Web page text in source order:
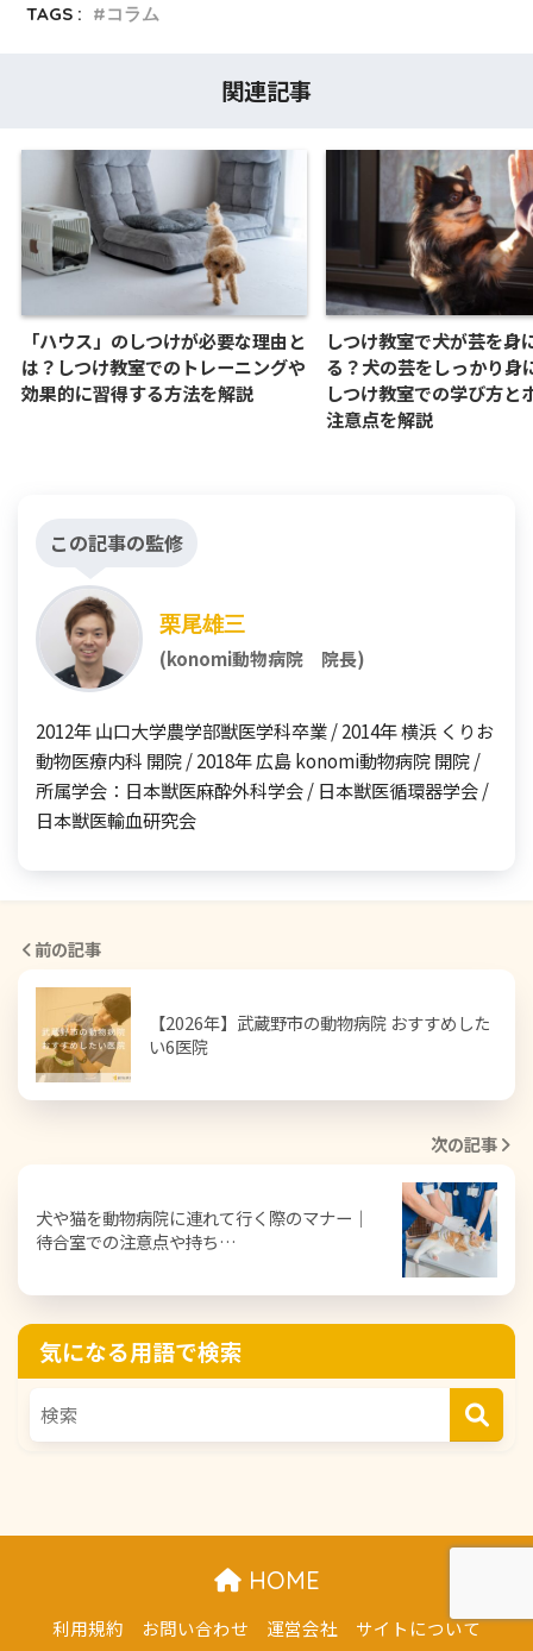
TAGS :
コラム
関連記事
「ハウス」のしつけが必要な理由と
は？しつけ教室でのトレーニングや
効果的に習得する方法を解説
しつけ教室で犬が芸を身
る？犬の芸をしっかり身
しつけ教室での学び方と
注意点を解説
この記事の監修
栗尾雄三
(konomi動物病院 院長)
2012年 山口大学農学部獣医学科卒業 / 2014年 横浜 くりお
動物医療内科 開院 / 2018年 広島 konomi動物病院 開院 /
所属学会：日本獣医麻酔外科学会 / 日本獣医循環器学会 /
日本獣医輸血研究会
前の記事
【2026年】武蔵野市の動物病院 おすすめした
い6医院
次の記事
犬や猫を動物病院に連れて行く際のマナー｜
待合室での注意点や持ち…
気になる用語で検索
HOME
利用規約 お問い合わせ 運営会社 サイトについて